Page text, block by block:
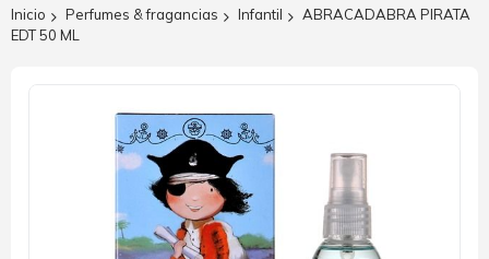
Inicio Perfumes & fragancias Infantil
ABRACADABRA PIRATA
EDT 50 ML